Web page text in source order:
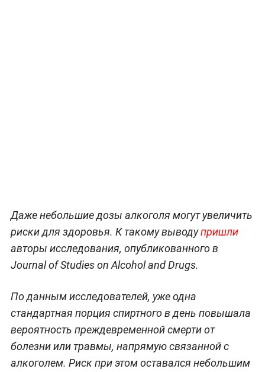
Даже небольшие дозы алкоголя могут увеличить
риски для здоровья. К такому выводупришли
авторы исследования, опубликованного в
Journal of Studies on Alcohol and Drugs.
По данным исследователей, уже одна
стандартная порция спиртного в день повышала
вероятность преждевременной смерти от
болезни или травмы, напрямую связанной с
алкоголем. Риск при этом оставался небольшим